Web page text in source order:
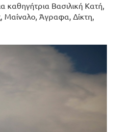
καθηγήτρια Βασιλική Κατή,
Μαίναλο, Άγραφα, Δίκτη,